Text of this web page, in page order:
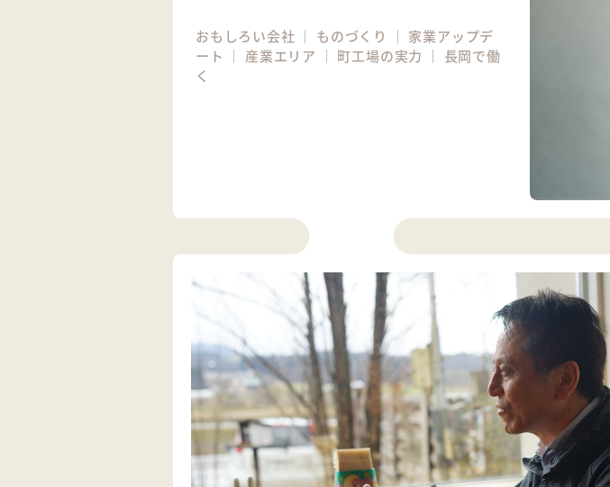
おもしろい会社 ｜ ものづくり ｜ 家業アップデ
ート ｜ 産業エリア ｜ 町工場の実力 ｜ 長岡で働
く